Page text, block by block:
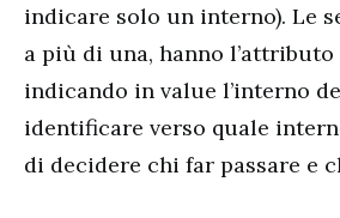
indicare solo un interno). Le
a più di una, hanno l’attributo
indicando in value l’interno
identificare verso quale
di decidere chi far passare e